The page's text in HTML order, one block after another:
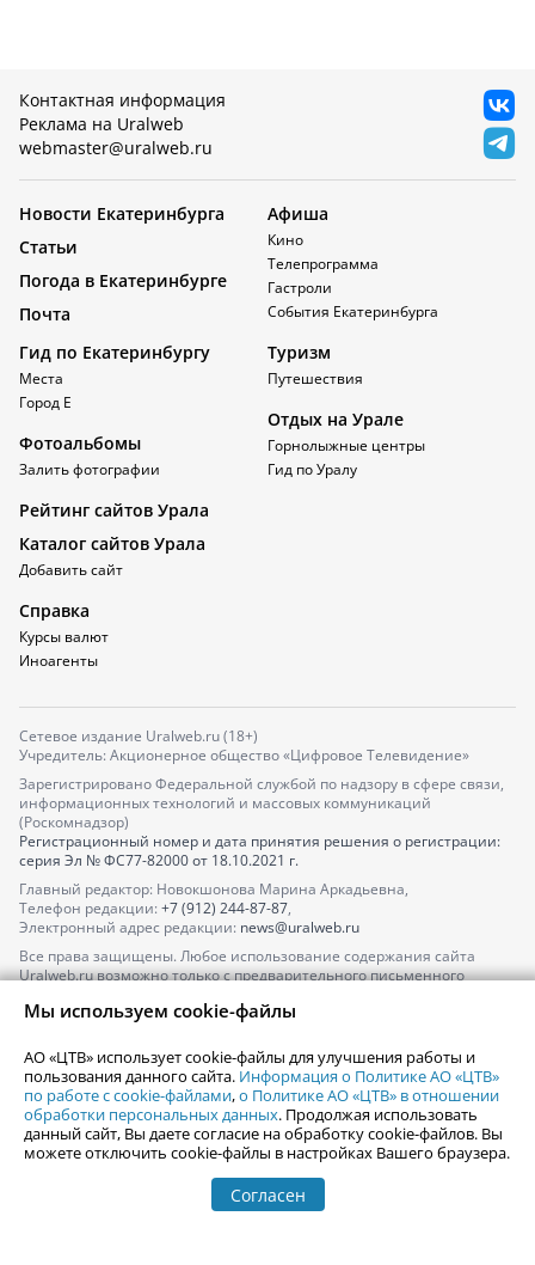
Контактная информация
Реклама на Uralweb
webmaster@uralweb.ru
Новости Екатеринбурга
Статьи
Погода в Екатеринбурге
Почта
Афиша
Кино
Телепрограмма
Гастроли
События Екатеринбурга
Гид по Екатеринбургу
Места
Город Е
Фотоальбомы
Залить фотографии
Туризм
Путешествия
Отдых на Урале
Горнолыжные центры
Гид по Уралу
Рейтинг сайтов Урала
Каталог сайтов Урала
Добавить сайт
Справка
Курсы валют
Иноагенты
Сетевое издание Uralweb.ru (18+)
Учредитель: Акционерное общество «Цифровое Телевидение»
Зарегистрировано Федеральной службой по надзору в сфере связи,
информационных технологий и массовых коммуникаций
(Роскомнадзор)
Регистрационный номер и дата принятия решения о регистрации:
серия Эл № ФС77-82000от 18.10.2021 г.
Главный редактор: Новокшонова Марина Аркадьевна,
Телефон редакции: +7 (912) 244-87-87,
Электронный адрес редакции: news@uralweb.ru
Все права защищены. Любое использование содержания сайта
Uralweb.ru возможно только с предварительного письменного
По вопросам размещения рекламы обращайтесь по тел.
По вопросам размещения информации в разделе «Афиша»
afisha@uralweb.ru
Пользовательское соглашение на использование сайта
Политика АО «ЦТВ» в отношении обработки персональных данных
Мы используем cookie-файлы
АО «ЦТВ» использует cookie-файлы для улучшения работы и
пользования данного сайта. Информация о Политике АО «ЦТВ»
по работе с cookie-файлами,о Политике АО «ЦТВ» в отношении
обработки персональных данных. Продолжая использовать
данный сайт, Вы даете согласие на обработку cookie-файлов. Вы
можете отключить cookie-файлы в настройках Вашего браузера.
Согласен